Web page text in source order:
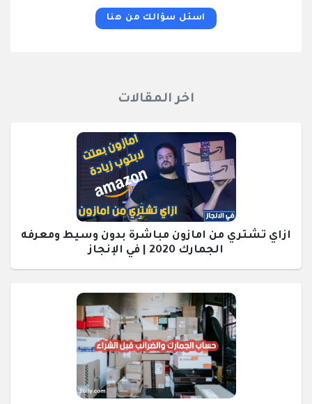
اسئل سؤالك من هنا
اخر المقالات
ازاي تشتري من امازون مباشرة بدون وسيط ومعرفه
الجمارك 2020 | في الإنجاز